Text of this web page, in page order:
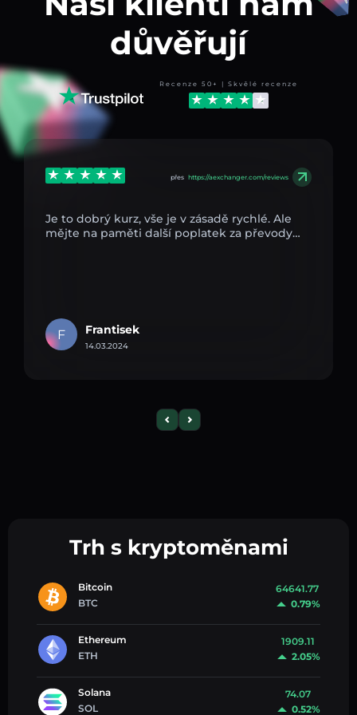
důvěřují
Recenze 50+ | Skvělé recenze
přes https://aexchanger.com/reviews
Je to dobrý kurz, vše je v zásadě rychlé. Ale
mějte na paměti další poplatek za převody…
F Frantisek
14.03.2024
Trh s kryptoměnami
Bitcoin
BTC
64641.77
0.79%
Ethereum
ETH
1909.11
2.05%
Solana
SOL
74.07
0.52%